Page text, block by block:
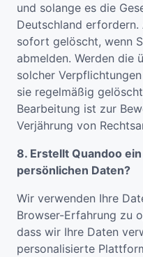
und solange es die
Deutschland erfordern.
sofort gelöscht, wenn
abmelden. Werden die
solcher
sie regelmäßig
Bearbeitung ist zur
Verjährung von
8. Erstellt Quandoo
persönlichen Daten?
Wir verwenden Ihre
Browser-Erfahrung zu
dass wir Ihre Daten
personalisierte